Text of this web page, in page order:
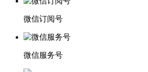
微信订阅号
微信服务号